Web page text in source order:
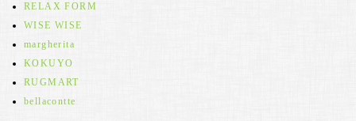
RELAX FORM
WISE WISE
margherita
KOKUYO
RUGMART
bellacontte